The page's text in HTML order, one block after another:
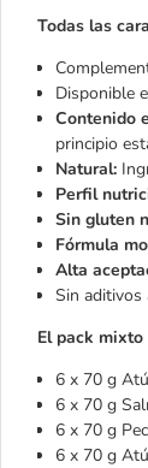
Todas las
Disponible
Contenido
principio
Natural:
Perfil
Sin gluten
Fórmula
Alta
Sin aditivos
El pack
6 x 70 g
6 x 70 g
6 x 70 g
6 x 70 g